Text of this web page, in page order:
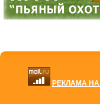
РЕКЛАМА